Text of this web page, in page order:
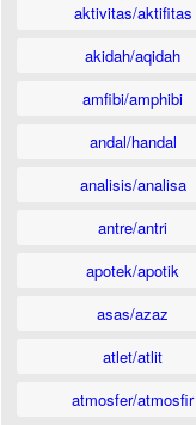
aktivitas/aktifitas
akidah/aqidah
amfibi/amphibi
andal/handal
analisis/analisa
antre/antri
apotek/apotik
asas/azaz
atlet/atlit
atmosfer/atmosfir